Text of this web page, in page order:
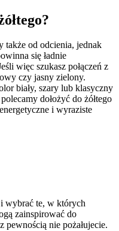
także od odcienia, jednak
się ładnie
więc szukasz połączeń z
czy jasny zielony.
biały, szary lub klasyczny
dołożyć do żółtego
i wyraziste
i wybrać te, w których
zainspirować do
nie pożałujecie.